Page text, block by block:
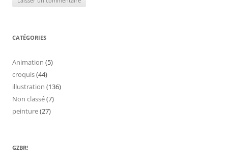
CATÉGORIES
Animation (5)
croquis(44)
illustration (136)
Non classé(7)
peinture(27)
GZBR!